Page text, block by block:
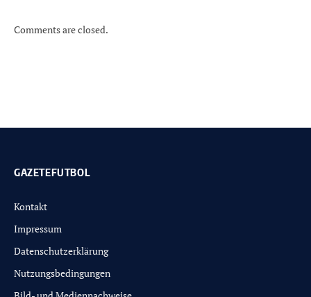
Comments are closed.
GAZETEFUTBOL
Kontakt
Impressum
Datenschutzerklärung
Nutzungsbedingungen